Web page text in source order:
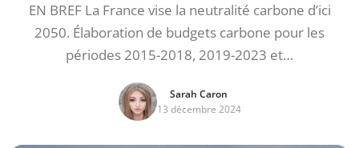
EN BREF La France vise la neutralité carbone d’ici
2050. Élaboration de budgets carbone pour les
périodes 2015-2018, 2019-2023 et…
Sarah Caron
13 décembre 2024